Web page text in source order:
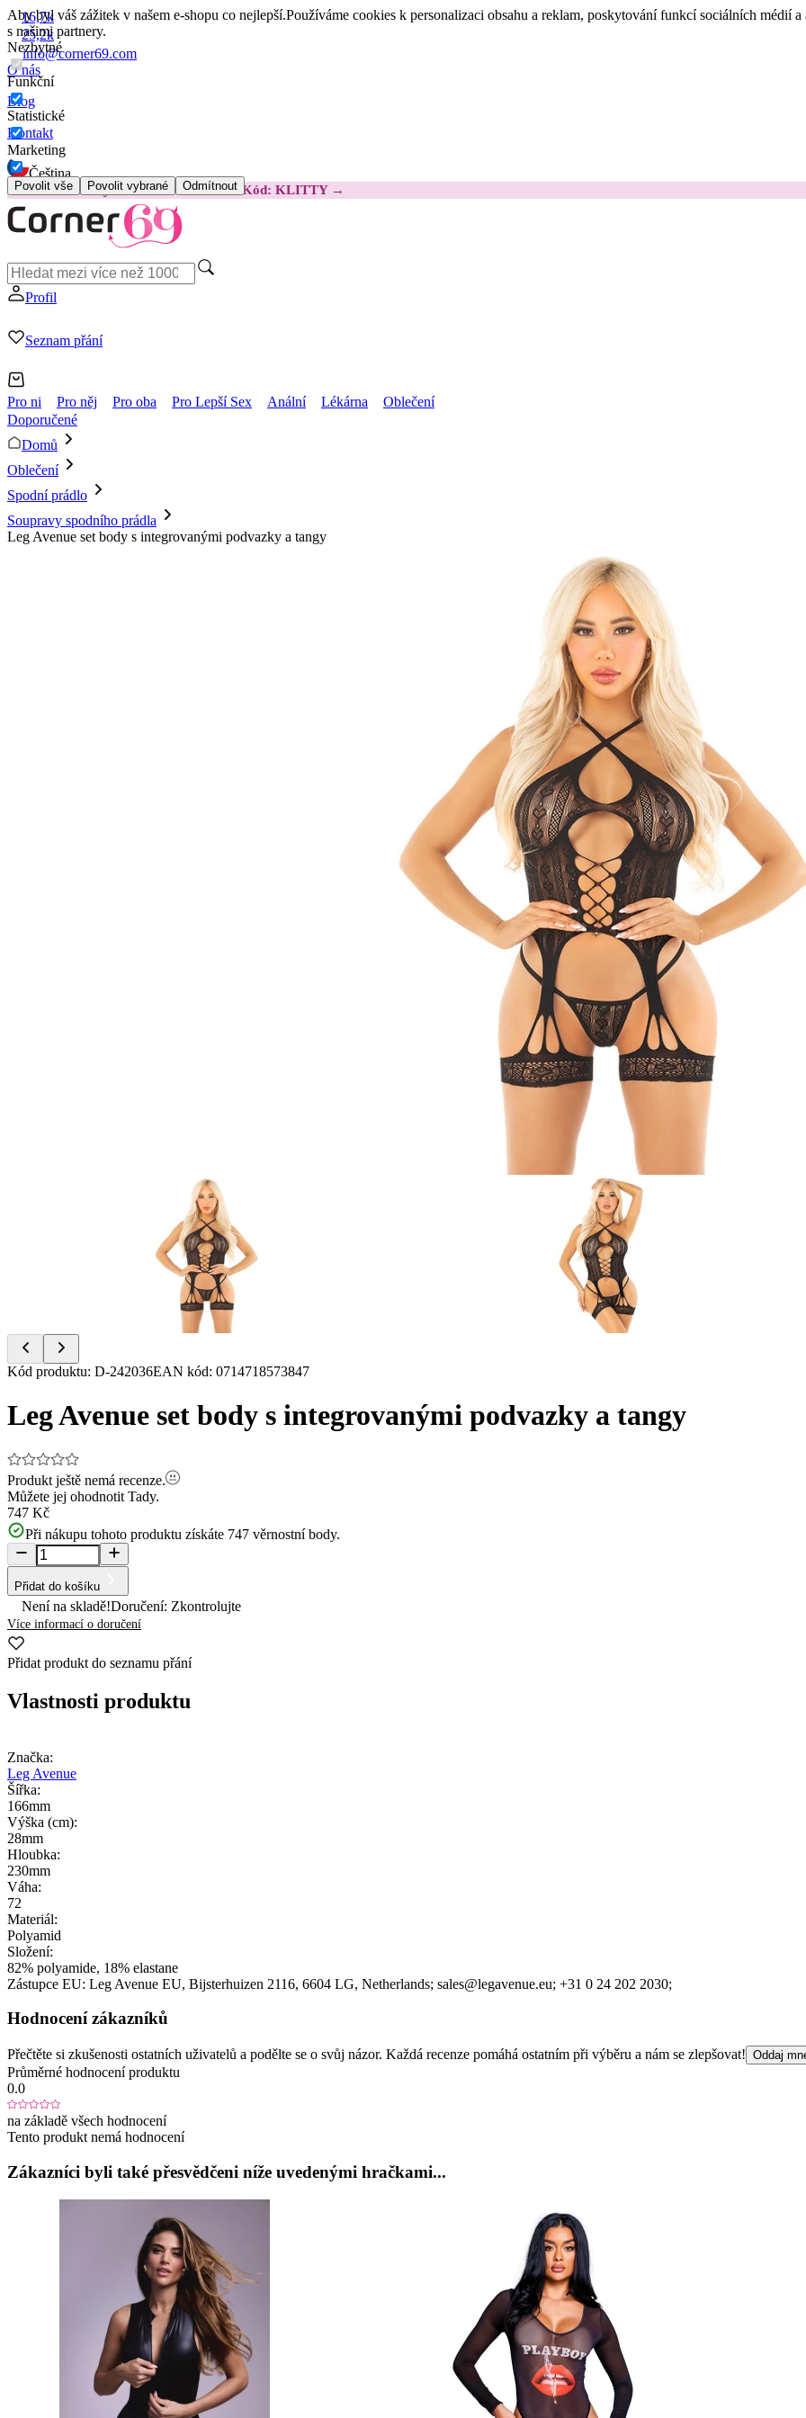
Aby byl váš zážitek v našem e-shopu co nejlepší.Používáme cookies k personalizaci obsahu a reklam, poskytování funkcí sociálních médií
s našimi partnery.
Nezbytné
Funkční
Statistické
Marketing
Povolit vše Povolit vybrané Odmítnout
16,7k
25,2k
info@corner69.com
O nás
Blog
Kontakt
Čeština
😽Svakom Klitty: O 380 Kč LEVNĚJI Kód: KLITTY →
Profil
Seznam přání
Pro ni Pro něj Pro oba Pro Lepší Sex Anální Lékárna
Oblečení
Doporučené
Domů
Oblečení
Spodní prádlo
Soupravy spodního prádla
Leg Avenue set body s integrovanými podvazky a tangy
Item
of
Kód produktu: D-242036EAN kód: 0714718573847
Leg Avenue set body s integrovanými podvazky a tangy
Produkt ještě nemá recenze.
Můžete jej ohodnotit Tady.
747 Kč
Při nákupu tohoto produktu získáte 747 věrnostní body.
Přidat do košíku
Není na skladě!Doručení: Zkontrolujte
Více informací o doručení
Přidat produkt do seznamu přání
Vlastnosti produktu
Značka:
Leg Avenue
Šířka:
166mm
Výška (cm):
28mm
Hloubka:
230mm
Váha:
72
Materiál:
Polyamid
Složení:
82% polyamide, 18% elastane
Zástupce EU: Leg Avenue EU, Bijsterhuizen 2116, 6604 LG, Netherlands; sales@legavenue.eu; +31 0 24 202 2030;
Hodnocení zákazníků
Přečtěte si zkušenosti ostatních uživatelů a podělte se o svůj názor. Každá recenze pomáhá ostatním při výběru a nám se zlepšovat! Oddaj
Průměrné hodnocení produktu
0.0
na základě všech hodnocení
Tento produkt nemá hodnocení
Zákazníci byli také přesvědčeni níže uvedenými hračkami...